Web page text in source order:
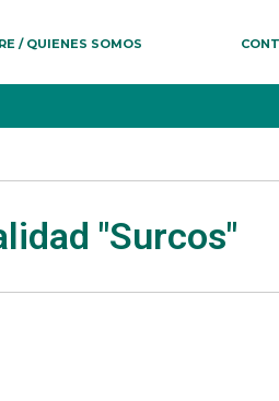
/ QUIENES SOMOS
"Surcos"